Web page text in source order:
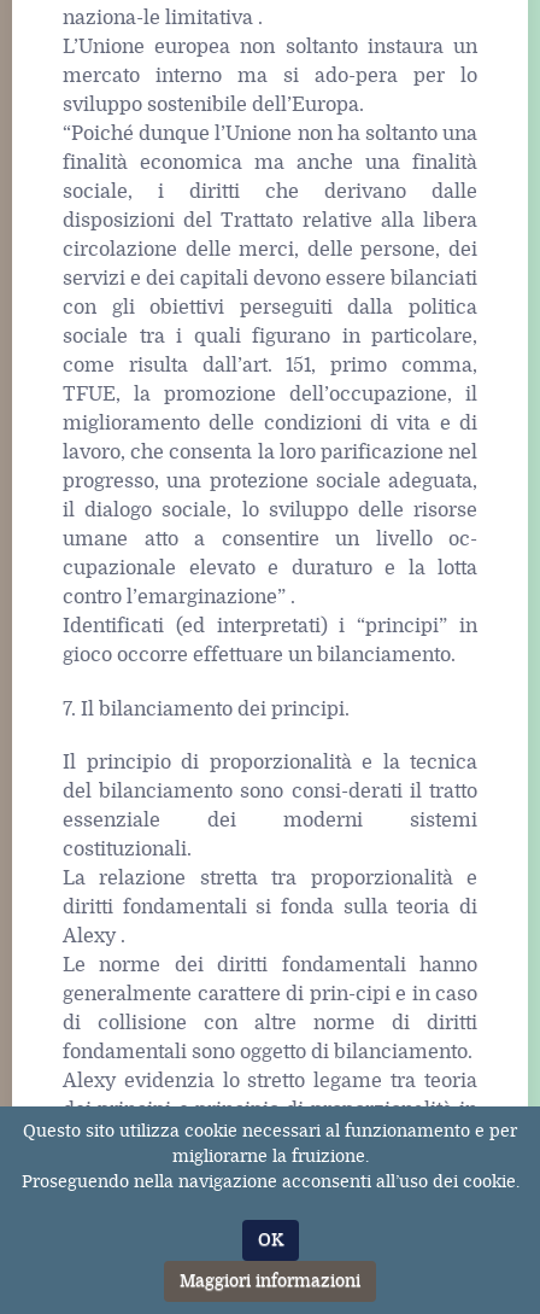
naziona-le limitativa .
L’Unione europea non soltanto instaura un
mercato interno ma si ado-pera per lo
sviluppo sostenibile dell’Europa.
“Poiché dunque l’Unione non ha soltanto una
finalità economica ma anche una finalità
sociale, i diritti che derivano dalle
disposizioni del Trattato relative alla libera
circolazione delle merci, delle persone, dei
servizi e dei capitali devono essere bilanciati
con gli obiettivi perseguiti dalla politica
sociale tra i quali figurano in particolare,
come risulta dall’art. 151, primo comma,
TFUE, la promozione dell’occupazione, il
miglioramento delle condizioni di vita e di
lavoro, che consenta la loro parificazione nel
progresso, una protezione sociale adeguata,
il dialogo sociale, lo sviluppo delle risorse
umane atto a consentire un livello oc-
cupazionale elevato e duraturo e la lotta
contro l’emarginazione” .
Identificati (ed interpretati) i “principi” in
gioco occorre effettuare un bilanciamento.
7. Il bilanciamento dei principi.
Il principio di proporzionalità e la tecnica
del bilanciamento sono consi-derati il tratto
essenziale dei moderni sistemi
costituzionali.
La relazione stretta tra proporzionalità e
diritti fondamentali si fonda sulla teoria di
Alexy .
Le norme dei diritti fondamentali hanno
generalmente carattere di prin-cipi e in caso
di collisione con altre norme di diritti
fondamentali sono oggetto di bilanciamento.
Alexy evidenzia lo stretto legame tra teoria
dei principi e principio di proporzionalità in
quanto “il carattere dei principi implica il
principio di proporzionalità e questo implica
quello” .
I conflitti tra principi costituzionali sono
risolti per mezzo di un “enun-ciato di
preferenza”, come lo chiama Alexy, la cui
Questo sito utilizza cookie necessari al funzionamento e per
migliorarne la fruizione.
Proseguendo nella navigazione acconsenti all’uso dei cookie.
OK
Maggiori informazioni